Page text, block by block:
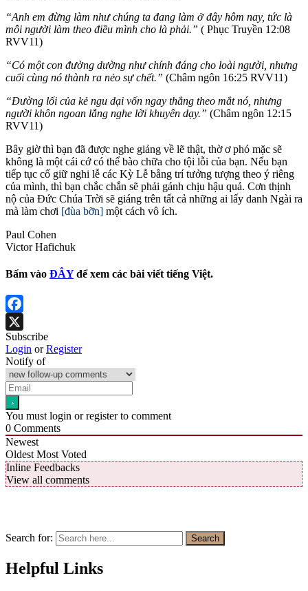
“Anh em đừng làm như chúng ta đang làm ở đây hôm nay, tức là
mỗi người làm theo điều mình cho là phải.” ( Phục Truyền 12:08
RVV11)
“Có một con đường dường như chính đáng cho loài người, nhưng
cuối cùng nó thành ra nẻo sự chết.” (Châm ngôn 16:25 RVV11)
“Đường lối của kẻ ngu dại vốn ngay thẳng theo mắt nó, nhưng
người khôn ngoan lắng nghe lời khuyên dạy.” (Châm ngôn 12:15
RVV11)
Bây giờ thì bạn đã được nghe giảng về lẽ thật, thờ ơ phó mặc sẽ
không là một cái cớ có thể bào chữa cho tội lỗi của bạn. Nếu bạn
tiếp tục cố giữ nghi lễ các Kỳ Lễ bằng trí tưởng tượng theo ý riêng
của mình, thì bạn chắc chắn sẽ phải gánh chịu hậu quả. Cơn thịnh
nộ của Đức Chúa Trời sẽ giáng trên tất cả những ai lấy danh Ngài ra
mà làm chơi [đùa bỡn] một cách vô ích.
Paul Cohen
Victor Hafichuk
Bấm vào ĐÂYđể xem các bài viết tiếng Việt.
Facebook
X
Subscribe
Login orRegister
Notify of
You must login or register to comment
0 Comments
Newest
Oldest Most Voted
Inline Feedbacks
View all comments
Search for: Search
Helpful Links